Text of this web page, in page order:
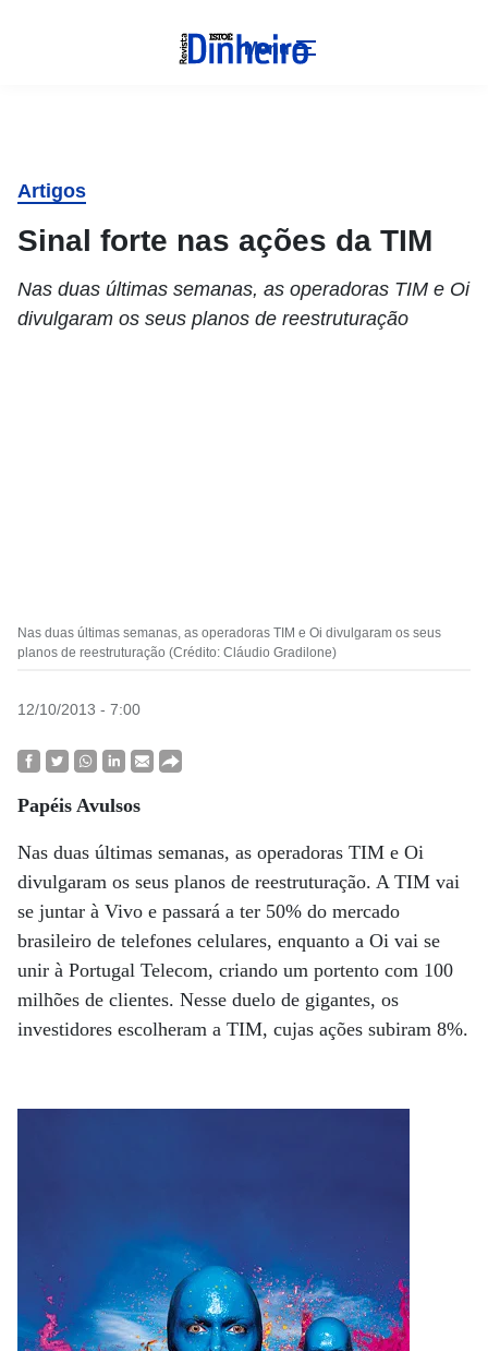
Menu
Artigos
Sinal forte nas ações da TIM
Nas duas últimas semanas, as operadoras TIM e Oi
divulgaram os seus planos de reestruturação
Nas duas últimas semanas, as operadoras TIM e Oi divulgaram os seus
planos de reestruturação (Crédito: Cláudio Gradilone)
12/10/2013 - 7:00
Papéis Avulsos
Nas duas últimas semanas, as operadoras TIM e Oi
divulgaram os seus planos de reestruturação. A TIM vai
se juntar à Vivo e passará a ter 50% do mercado
brasileiro de telefones celulares, enquanto a Oi vai se
unir à Portugal Telecom, criando um portento com 100
milhões de clientes. Nesse duelo de gigantes, os
investidores escolheram a TIM, cujas ações subiram 8%.